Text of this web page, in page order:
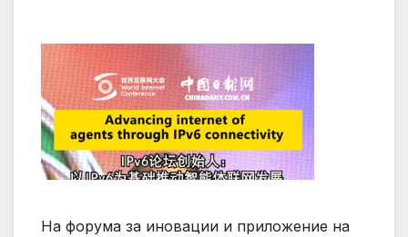
На форума за иновации и приложение на